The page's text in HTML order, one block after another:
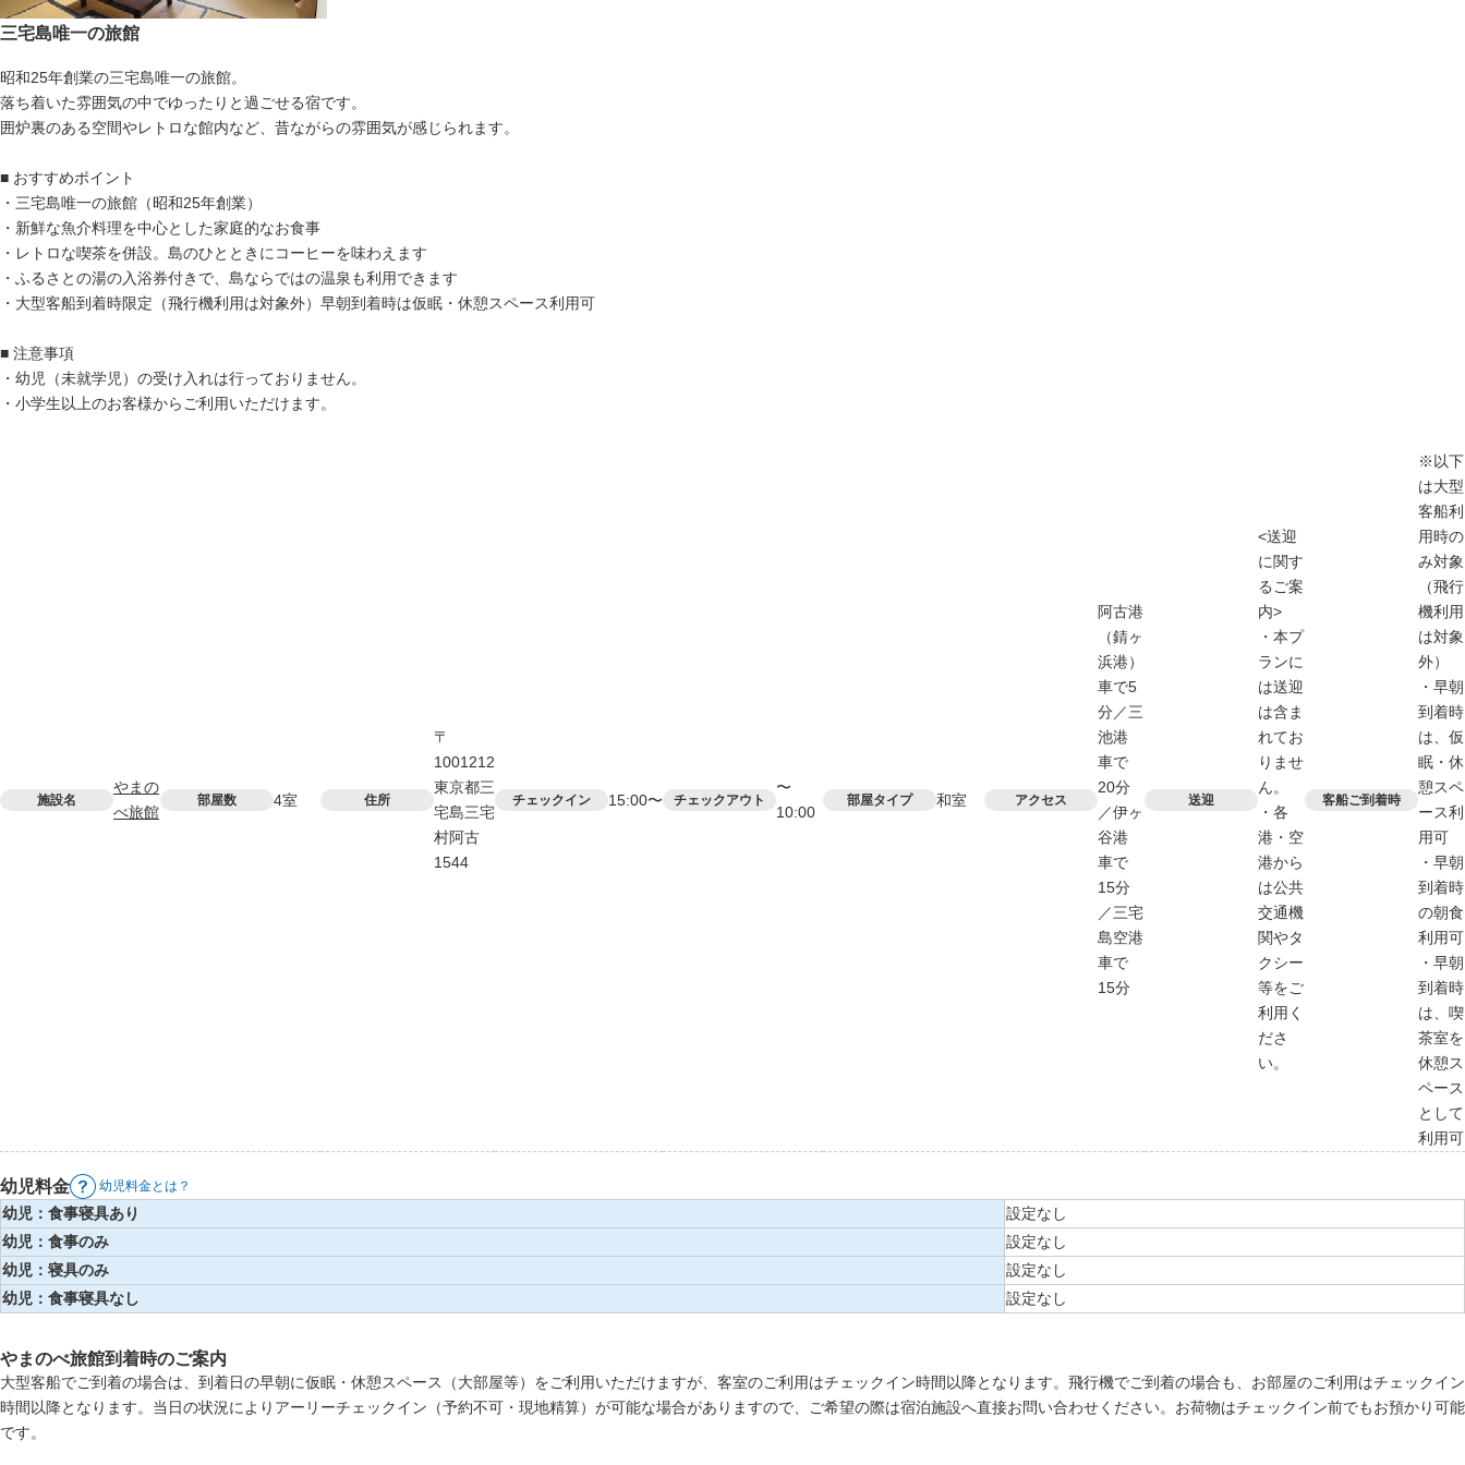
三宅島唯一の旅館
昭和25年創業の三宅島唯一の旅館。
落ち着いた雰囲気の中でゆったりと過ごせる宿です。
囲炉裏のある空間やレトロな館内など、昔ながらの雰囲気が感じられます。
■ おすすめポイント
・三宅島唯一の旅館（昭和25年創業）
・新鮮な魚介料理を中心とした家庭的なお食事
・レトロな喫茶を併設。島のひとときにコーヒーを味わえます
・ふるさとの湯の入浴券付きで、島ならではの温泉も利用できます
・大型客船到着時限定（飛行機利用は対象外）早朝到着時は仮眠・休憩スペース利用可
■ 注意事項
・幼児（未就学児）の受け入れは行っておりません。
・小学生以上のお客様からご利用いただけます。
施設名
やまの
べ旅館
部屋数 4室 住所
〒
1001212
東京都三
宅島三宅
村阿古
1544
チェックイン 15:00〜 チェックアウト
〜
10:00
部屋タイプ 和室 アクセス
阿古港
（錆ヶ
浜港）
車で5
分／三
池港
車で
20分
／伊ヶ
谷港
車で
15分
／三宅
島空港
車で
15分
送迎
<送迎
に関す
るご案
内>
・本プ
ランに
は送迎
は含ま
れてお
りませ
ん。
・各
港・空
港から
は公共
交通機
関やタ
クシー
等をご
利用く
ださ
い。
客船ご到着時
※以下
は大型
客船利
用時の
み対象
（飛行
機利用
は対象
外）
・早朝
到着時
は、仮
眠・休
憩スペ
ース利
用可
・早朝
到着時
の朝食
利用可
・早朝
到着時
は、喫
茶室を
休憩ス
ペース
として
利用可
幼児料金 幼児料金とは？
幼児：食事寝具あり
設定なし
幼児：食事のみ
設定なし
幼児：寝具のみ
設定なし
幼児：食事寝具なし
設定なし
やまのべ旅館到着時のご案内
大型客船でご到着の場合は、到着日の早朝に仮眠・休憩スペース（大部屋等）をご利用いただけますが、客室のご利用はチェックイン時間以降となります。飛行機でご到着の場合も、お部屋のご利用はチェックイン
時間以降となります。当日の状況によりアーリーチェックイン（予約不可・現地精算）が可能な場合がありますので、ご希望の際は宿泊施設へ直接お問い合わせください。お荷物はチェックイン前でもお預かり可能
です。